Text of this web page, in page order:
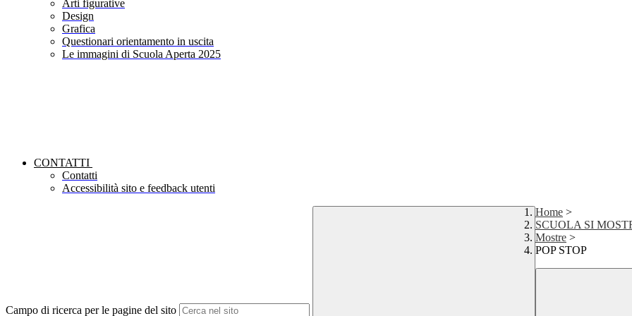
Arti figurative
Design
Grafica
Questionari orientamento in uscita
Le immagini di Scuola Aperta 2025
CONTATTI
Contatti
Accessibilità sito e feedback utenti
Campo di ricerca per le pagine del sito
Home >
SCUOLA SI
Mostre >
POP STOP